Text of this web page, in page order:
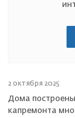
2 октября 2025
Дома
капремонта